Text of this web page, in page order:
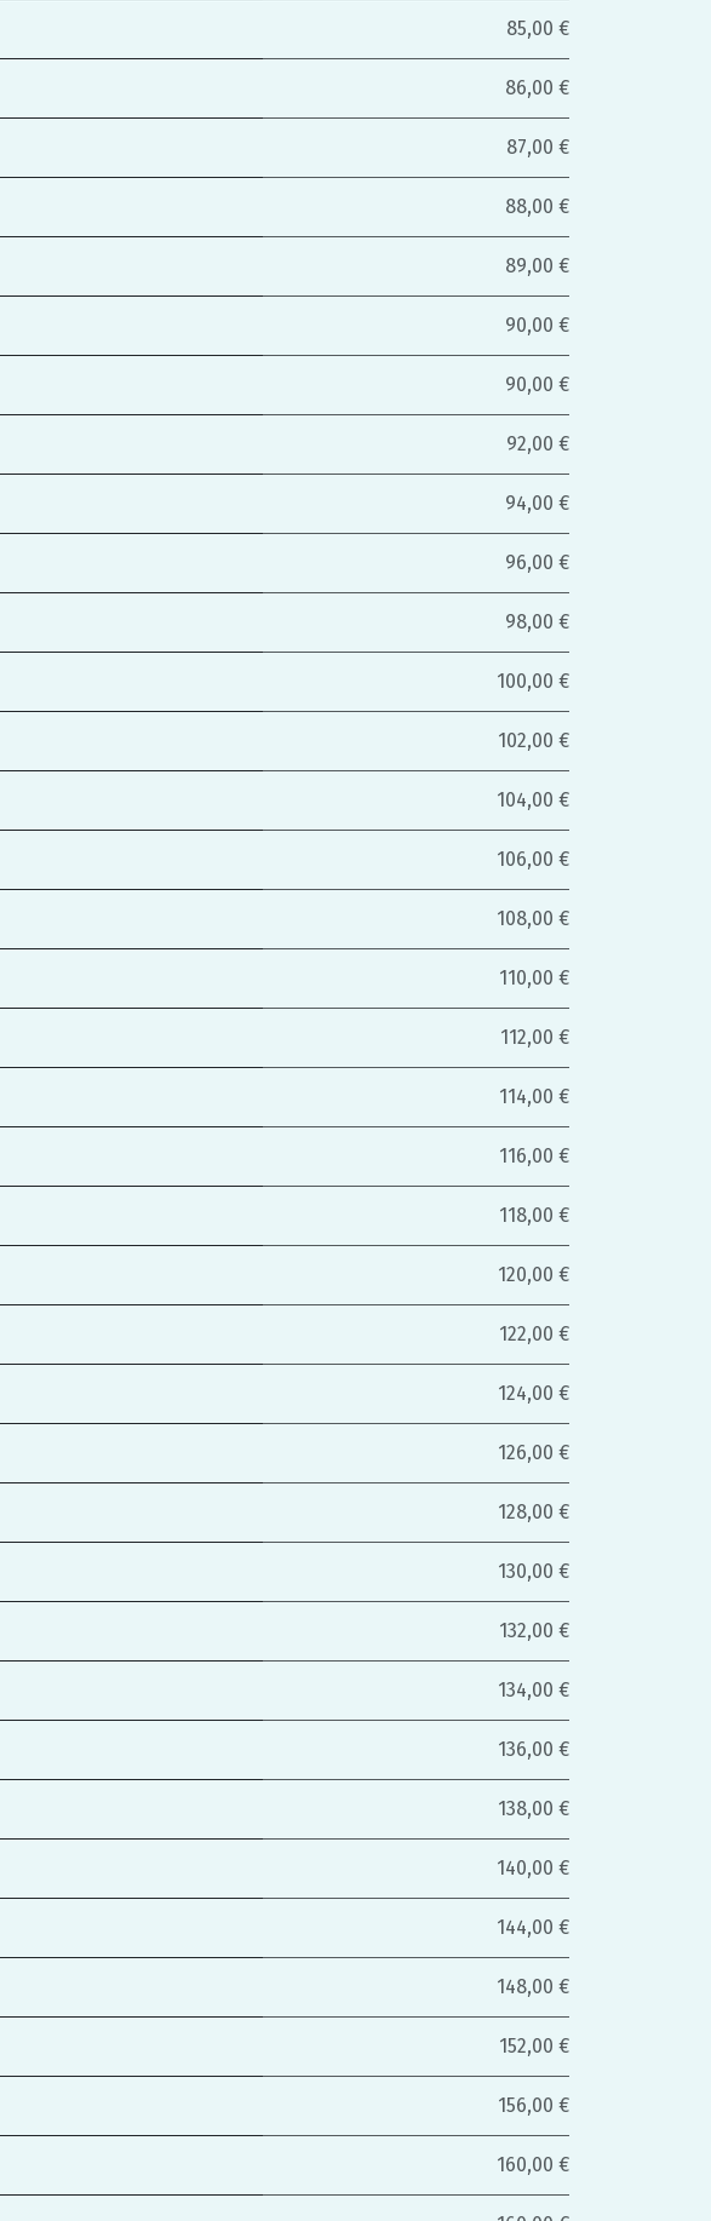
85,00 €
86,00 €
87,00 €
88,00 €
89,00 €
90,00 €
90,00 €
92,00 €
94,00 €
96,00 €
98,00 €
100,00 €
102,00 €
104,00 €
106,00 €
108,00 €
110,00 €
112,00 €
114,00 €
116,00 €
118,00 €
120,00 €
122,00 €
124,00 €
126,00 €
128,00 €
130,00 €
132,00 €
134,00 €
136,00 €
138,00 €
140,00 €
144,00 €
148,00 €
152,00 €
156,00 €
160,00 €